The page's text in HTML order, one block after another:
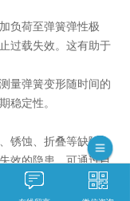
负荷至弹簧弹性极
过载失效。这有助于
量弹簧变形随时间的
稳定性。
锈蚀、折叠等缺陷，
效的隐患。可通过目